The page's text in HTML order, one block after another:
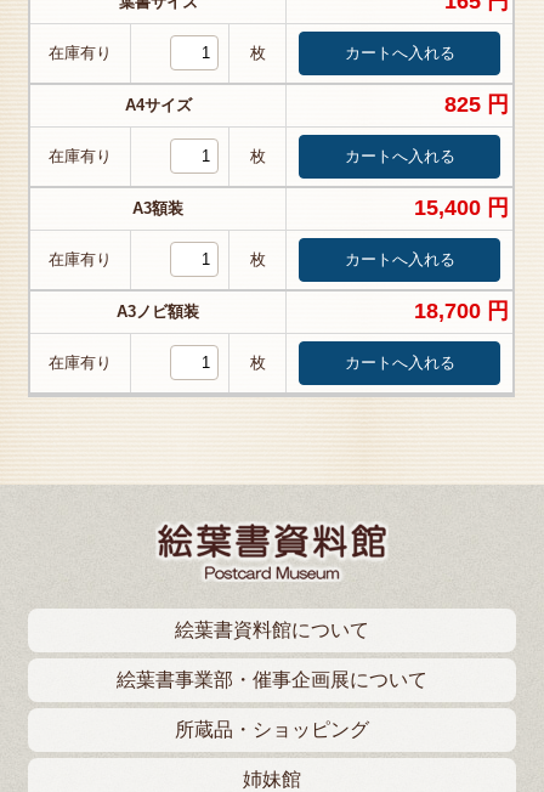
在庫有り 枚
A4サイズ 825 円
在庫有り 枚
A3額装 15,400 円
在庫有り 枚
A3ノビ額装 18,700 円
在庫有り 枚
絵葉書資料館について
絵葉書事業部・催事企画展について
所蔵品・ショッピング
姉妹館